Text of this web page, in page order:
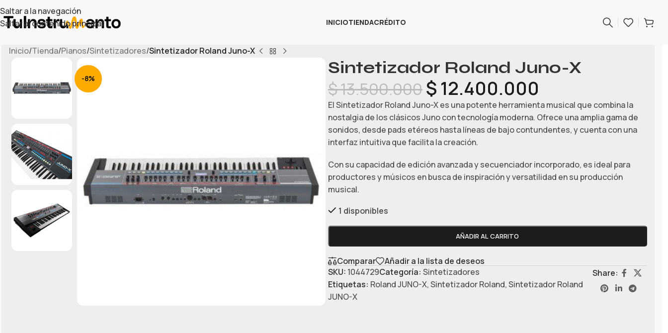
Saltar a la navegación
Saltar al contenido principal
INICIOTIENDACRÉDITO
Inicio/Tienda/Pianos/Sintetizadores/Sintetizador Roland Juno-X
-8%
Sintetizador Roland Juno-X
$13.500.000$ 12.400.000
El Sintetizador Roland Juno-X es una potente herramienta musical que combina la
nostalgia de los clásicos Juno con tecnología moderna. Ofrece una amplia gama de
sonidos, desde pads etéreos hasta líneas de bajo contundentes, y cuenta con una
interfaz intuitiva que facilita la creación.
Con su capacidad de edición avanzada y secuenciador incorporado, es ideal para
productores y músicos en busca de inspiración y versatilidad en su producción
musical.
1 disponibles
AÑADIR AL CARRITO
Comparar
Añadir a la lista de deseos
SKU: 1044729Categoría: Sintetizadores
Etiquetas: Roland JUNO-X,Sintetizador Roland,Sintetizador Roland
JUNO-X
Share: